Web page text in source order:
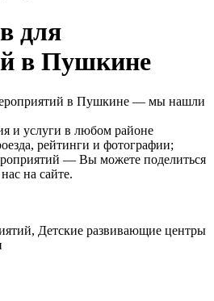
для
в Пушкине
в Пушкине — мы нашли
и услуги в любом районе
рейтинги и фотографии;
— Вы можете поделиться
на сайте.
Детские развивающие центры